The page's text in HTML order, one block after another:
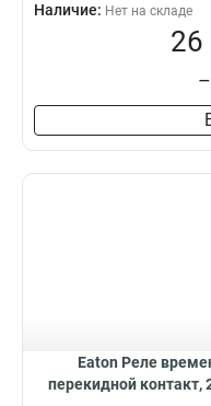
Наличие: Нет на складе
26
–
Eaton Реле
перекидной контакт,